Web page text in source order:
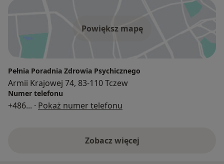
Powiększ mapę
Pełnia Poradnia Zdrowia Psychicznego
Armii Krajowej 74, 83-110 Tczew
Numer telefonu
+486... · Pokaż numer telefonu
Zobacz więcej